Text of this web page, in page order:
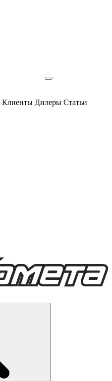
Клиенты Дилеры Статьи